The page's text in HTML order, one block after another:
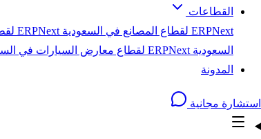
القطاعات
ERPNext لقطاع المصانع في السعودية
ERPNext لقطاع المقاولات في السعودية
السعودية ERPNext لقطاع معارض السيارات في السعودية
المدونة
استشارة مجانية